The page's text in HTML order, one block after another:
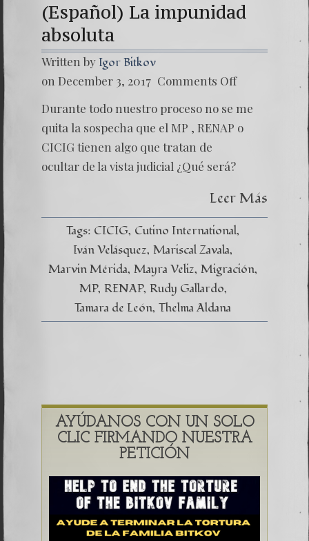
(Español) La impunidad
absoluta
Written by Igor Bitkov
on December 3, 2017 Comments Off
Durante todo nuestro proceso no se me
quita la sospecha que el MP , RENAP o
CICIG tienen algo que tratan de
ocultar de la vista judicial ¿Qué será?
Leer Más
Tags: CICIG Cutino International
Iván Velásquez Mariscal Zavala
Marvin Mérida Mayra Veliz Migración
MP RENAP Rudy Gallardo
Tamara de León Thelma Aldana
AYÚDANOS CON UN SOLO
CLIC FIRMANDO NUESTRA
PETICIÓN